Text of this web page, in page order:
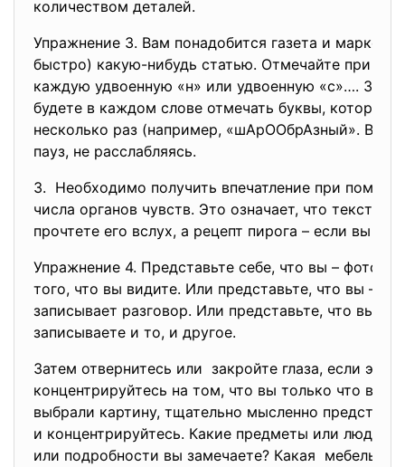
количеством деталей.
Упражнение 3. Вам понадобится газета и маркер.
быстро) какую-нибудь статью. Отмечайте при
каждую удвоенную «н» или удвоенную «с»….
будете в каждом слове отмечать буквы, которые
несколько раз (например, «шАрООбрАзный».
пауз, не расслабляясь.
3. Необходимо получить впечатление при
числа органов чувств. Это означает, что текст
прочтете его вслух, а рецепт пирога – если вы
Упражнение 4. Представьте себе, что вы –
того, что вы видите. Или представьте, что вы –
записывает разговор. Или представьте, что вы –
записываете и то, и другое.
Затем отвернитесь или закройте глаза, если это
концентрируйтесь на том, что вы только что
выбрали картину, тщательно мысленно
и концентрируйтесь. Какие предметы или людей
или подробности вы замечаете? Какая мебель в